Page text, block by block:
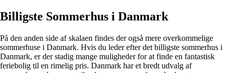
Billigste Sommerhus i Danmark
På den anden side af skalaen findes der også mere overkommelige
sommerhuse i Danmark. Hvis du leder efter det billigste sommerhus i
Danmark, er der stadig mange muligheder for at finde en fantastisk
feriebolig til en rimelig pris. Danmark har et bredt udvalg af